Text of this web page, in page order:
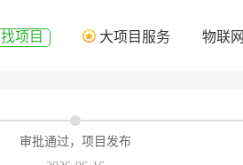
找项目 大项目服务 物联网
审批通过，项目发布